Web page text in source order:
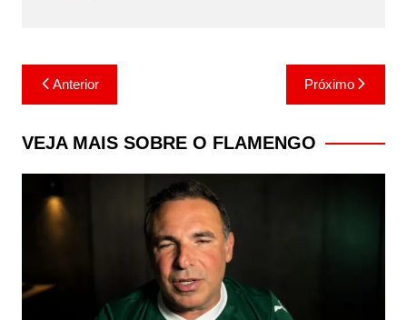
Navegação
de
Post
Anterior Próximo
VEJA MAIS SOBRE O FLAMENGO